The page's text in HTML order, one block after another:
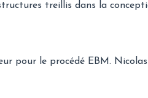
treillis dans la
pour le procédé EBM.